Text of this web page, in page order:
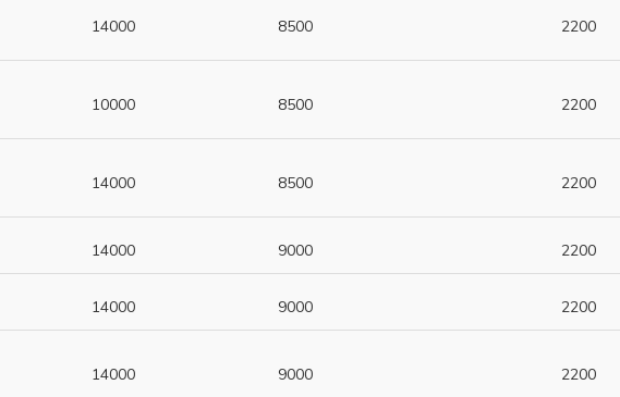
14000 8500 2200
10000 8500 2200
14000 8500 2200
14000 9000 2200
14000 9000 2200
14000 9000 2200